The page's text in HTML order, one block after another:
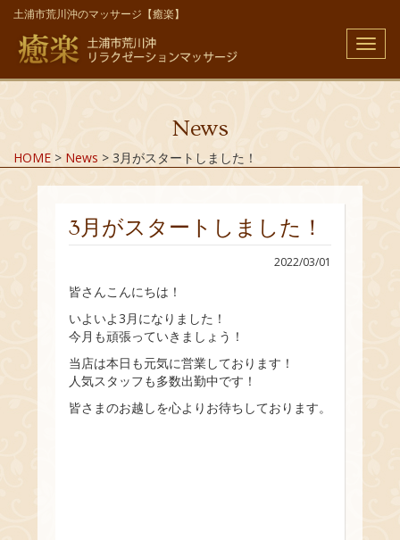
土浦市荒川沖のマッサージ【癒楽】
メ
ニ
ュ
News
HOME > News > 3月がスタートしました！
3月がスタートしました！
2022/03/01
皆さんこんにちは！
いよいよ3月になりました！
今月も頑張っていきましょう！
当店は本日も元気に営業しております！
人気スタッフも多数出勤中です！
皆さまのお越しを心よりお待ちしております。